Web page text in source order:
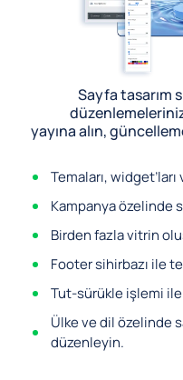
Sayfa tasarım
yayına alın,
Temaları,
Kampanya özelinde
Birden fazla vitrin
Footer sihirbazı ile
Tut-sürükle işlemi ile
Ülke ve dil özelinde
düzenleyin.